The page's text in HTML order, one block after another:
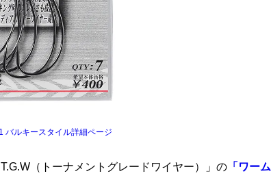
ルキースタイル詳細ページ
（トーナメントグレードワイヤー）」の 「ワーム